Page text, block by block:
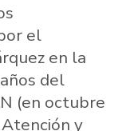
el
en la
del
(en octubre
y